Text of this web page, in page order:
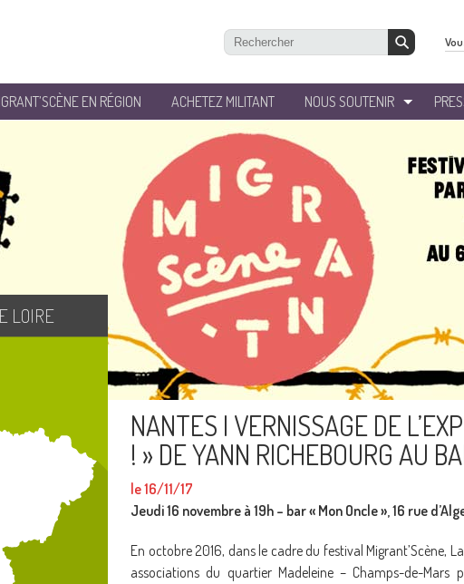
EN RÉGION ACHETEZ MILITANT NOUS SOUTENIR
NANTES I VERNISSAGE DE
! » DE YANN RICHEBOURG AU
le 16/11/17
Jeudi 16 novembre à 19h – bar « Mon Oncle », 16 rue
En octobre 2016, dans le cadre du festival Migrant’Scène,
associations du quartier Madeleine – Champs-de-
LOIRE